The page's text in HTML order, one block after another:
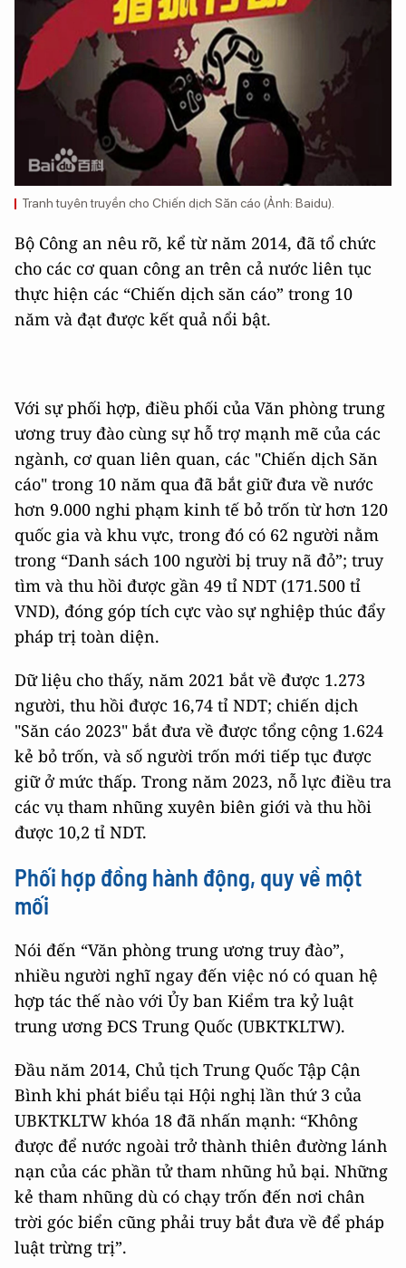
Tranh tuyên truyền cho Chiến dịch Săn cáo (Ảnh: Baidu).
Bộ Công an nêu rõ, kể từ năm 2014, đã tổ chức
cho các cơ quan công an trên cả nước liên tục
thực hiện các “Chiến dịch săn cáo” trong 10
năm và đạt được kết quả nổi bật.
Với sự phối hợp, điều phối của Văn phòng trung
ương truy đào cùng sự hỗ trợ mạnh mẽ của các
ngành, cơ quan liên quan, các "Chiến dịch Săn
cáo" trong 10 năm qua đã bắt giữ đưa về nước
hơn 9.000 nghi phạm kinh tế bỏ trốn từ hơn 120
quốc gia và khu vực, trong đó có 62 người nằm
trong “Danh sách 100 người bị truy nã đỏ”; truy
tìm và thu hồi được gần 49 tỉ NDT (171.500 tỉ
VND), đóng góp tích cực vào sự nghiệp thúc đẩy
pháp trị toàn diện.
Dữ liệu cho thấy, năm 2021 bắt về được 1.273
người, thu hồi được 16,74 tỉ NDT; chiến dịch
"Săn cáo 2023" bắt đưa về được tổng cộng 1.624
kẻ bỏ trốn, và số người trốn mới tiếp tục được
giữ ở mức thấp. Trong năm 2023, nỗ lực điều tra
các vụ tham nhũng xuyên biên giới và thu hồi
được 10,2 tỉ NDT.
Phối hợp đồng hành động, quy về một
mối
Nói đến “Văn phòng trung ương truy đào”,
nhiều người nghĩ ngay đến việc nó có quan hệ
hợp tác thế nào với Ủy ban Kiểm tra kỷ luật
trung ương ĐCS Trung Quốc (UBKTKLTW).
Đầu năm 2014, Chủ tịch Trung Quốc Tập Cận
Bình khi phát biểu tại Hội nghị lần thứ 3 của
UBKTKLTW khóa 18 đã nhấn mạnh: “Không
được để nước ngoài trở thành thiên đường lánh
nạn của các phần tử tham nhũng hủ bại. Những
kẻ tham nhũng dù có chạy trốn đến nơi chân
trời góc biển cũng phải truy bắt đưa về để pháp
luật trừng trị”.